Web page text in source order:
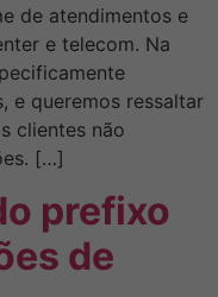
de atendimentos e
e telecom. Na
e queremos ressaltar
clientes não
[…]
prefixo
de